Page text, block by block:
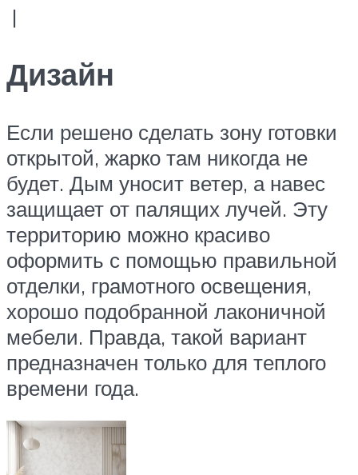
|
Дизайн
Если решено сделать зону готовки
открытой, жарко там никогда не
будет. Дым уносит ветер, а навес
защищает от палящих лучей. Эту
территорию можно красиво
оформить с помощью правильной
отделки, грамотного освещения,
хорошо подобранной лаконичной
мебели. Правда, такой вариант
предназначен только для теплого
времени года.